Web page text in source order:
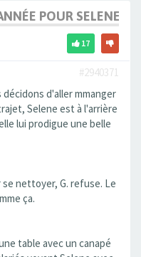
POUR SELENE
17
#2940371
décidons d'aller mmanger
Selene est à l'arrière
lui prodigue une belle
nettoyer, G. refuse. Le
ça.
table avec un canapé